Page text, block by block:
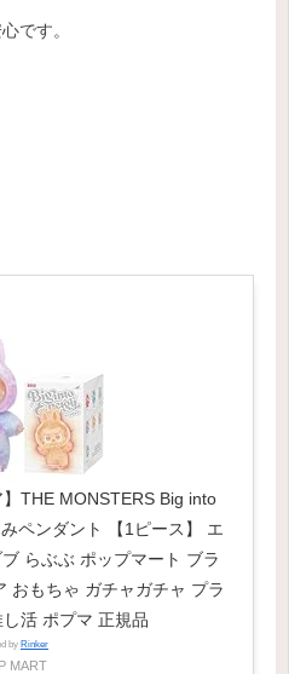
です。
】THE MONSTERS Big into
ペンダント 【1ピース】 エ
らぶぶ ポップマート ブラ
おもちゃ ガチャガチャ プラ
活 ポプマ 正規品
byRinker
MART